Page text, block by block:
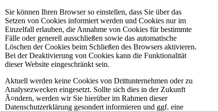
Sie können Ihren Browser so einstellen, dass Sie über das
Setzen von Cookies informiert werden und Cookies nur im
Einzelfall erlauben, die Annahme von Cookies für bestimmte
Fälle oder generell ausschließen sowie das automatische
Löschen der Cookies beim Schließen des Browsers aktivieren.
Bei der Deaktivierung von Cookies kann die Funktionalität
dieser Website eingeschränkt sein.
Aktuell werden keine Cookies von Drittunternehmen oder zu
Analysezwecken eingesetzt. Sollte sich dies in der Zukunft
Ã¤ndern, werden wir Sie hierüber im Rahmen dieser
Datenschutzerklärung gesondert informieren und ggf. eine